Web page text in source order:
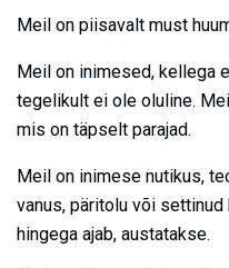
Meil on piisavalt must
Meil on inimesed, kellega
tegelikult ei ole oluline.
mis on täpselt parajad.
Meil on inimese nutikus,
vanus, päritolu või settinud
hingega ajab, austatakse.